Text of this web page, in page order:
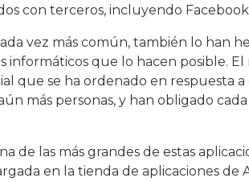
con terceros, incluyendo
vez más común, también lo han
informáticos que lo hacen posible.
que se ha ordenado en respuesta a
más personas, y han obligado cada
de las más grandes de estas
en la tienda de aplicaciones de